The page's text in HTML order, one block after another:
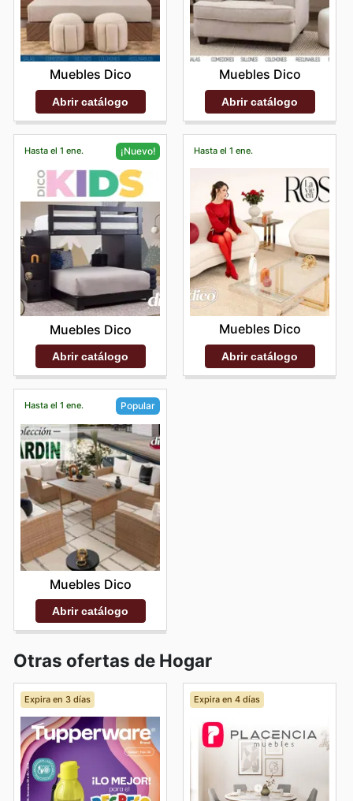
Muebles Dico
Abrir catálogo
Muebles Dico
Abrir catálogo
Hasta el 1 ene. ¡Nuevo!
Muebles Dico
Abrir catálogo
Hasta el 1 ene.
Muebles Dico
Abrir catálogo
Hasta el 1 ene. Popular
Muebles Dico
Abrir catálogo
Otras ofertas de Hogar
Expira en 3 días Expira en 4 días